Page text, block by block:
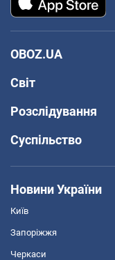
OBOZ.UA
Світ
Розслідування
Суспільство
Новини України
Київ
Запоріжжя
Черкаси